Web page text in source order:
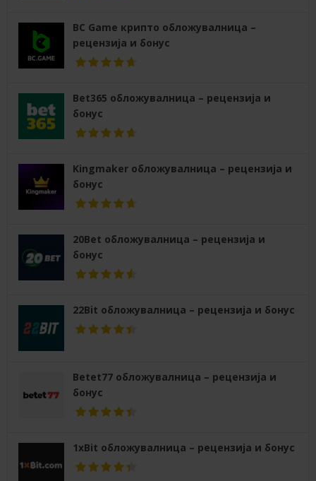
BC Game крипто обложувалница –
рецензија и бонус
Bet365 обложувалница – рецензија и
бонус
Kingmaker обложувалница – рецензија и
бонус
20Bet обложувалница – рецензија и
бонус
22Bit обложувалница – рецензија и бонус
Betet77 обложувалница – рецензија и
бонус
1xBit обложувалница – рецензија и бонус